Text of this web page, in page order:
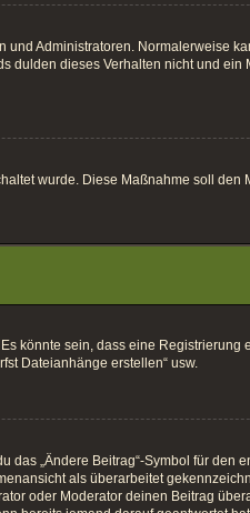
Administratoren. Normalerweise
dieses Verhalten nicht und ein
wurde. Diese Maßnahme soll den
könnte sein, dass eine
Dateianhänge erstellen“ usw.
„Ändere Beitrag“-Symbol für den
als überarbeitet
oder Moderator deinen Beitrag